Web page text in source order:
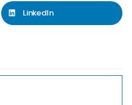
LinkedIn